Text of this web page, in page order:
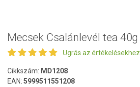
Mecsek Csalánlevél tea 40g
Ugrás az értékelésekhez
Cikkszám: MD1208
EAN: 5999511551208